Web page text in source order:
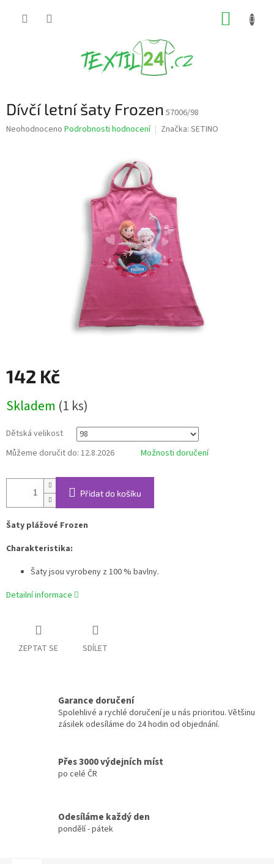
Dívčí letní šaty Frozen 57006/98
Průměrné
Neohodnoceno Podrobnosti hodnocení Značka: SETINO
142 Kč
cena:
Skladem (1 ks)
Dětská velikost
Můžeme doručit do: 12.8.2026 Možnosti doručení
Přidat do košíku
Šaty plážové Frozen
Charakteristika:
Šaty jsou vyrobeny z 100 % bavlny.
Detailní informace
ZEPTAT SE SDÍLET
Garance doručení
Spolehlivé a rychlé doručení je u nás prioritou. Většinu
zásilek odesíláme do 24 hodin od objednání.
Přes 3000 výdejních míst
po celé ČR
Odesíláme každý den
pondělí - pátek